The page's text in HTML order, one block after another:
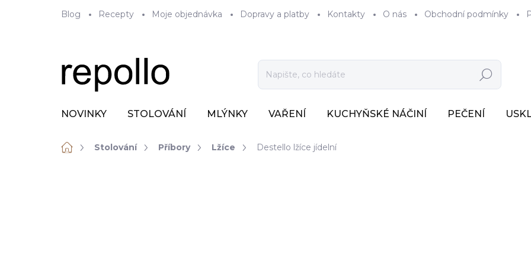
Blog Recepty Moje objednávka Dopravy a platby Kontakty O nás Obchodní podmínky
Hledat
NOVINKY STOLOVÁNÍ MLÝNKY VAŘENÍ KUCHYŇSKÉ NÁČINÍ PEČENÍ
DomůStolování Příbory Lžíce Destello lžíce jídelní